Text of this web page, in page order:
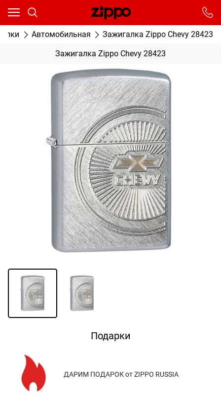
Автомобильная Зажигалка Zippo Chevy 28423
Зажигалка Zippo Chevy 28423
Подарки
ДАРИМ ПОДАРОК от ZIPPO RUSSIA
Ваш город - Москва,
От выбранного города зависят сроки доставки